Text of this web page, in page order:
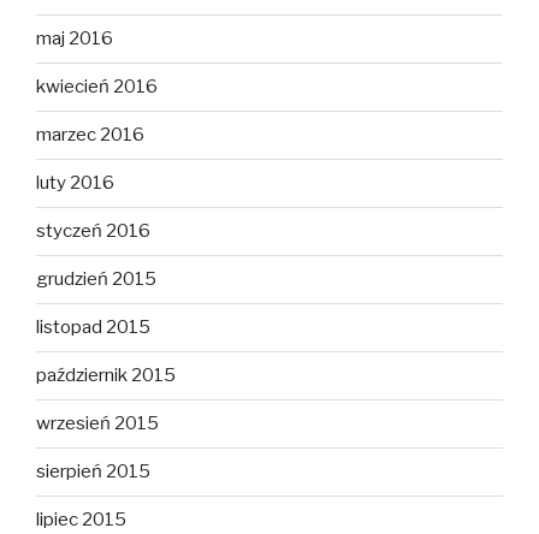
maj 2016
kwiecień 2016
marzec 2016
luty 2016
styczeń 2016
grudzień 2015
listopad 2015
październik 2015
wrzesień 2015
sierpień 2015
lipiec 2015